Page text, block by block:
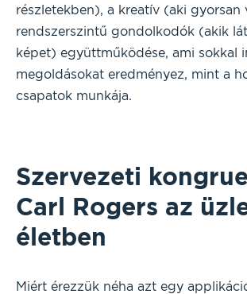
részletekben), a kreatív (aki gyorsan
rendszerszintű gondolkodók (akik
képet) együttműködése, ami sokkal
megoldásokat eredményez, mint a
csapatok munkája.
Szervezeti
Carl Rogers az
életben
Miért érezzük néha azt egy